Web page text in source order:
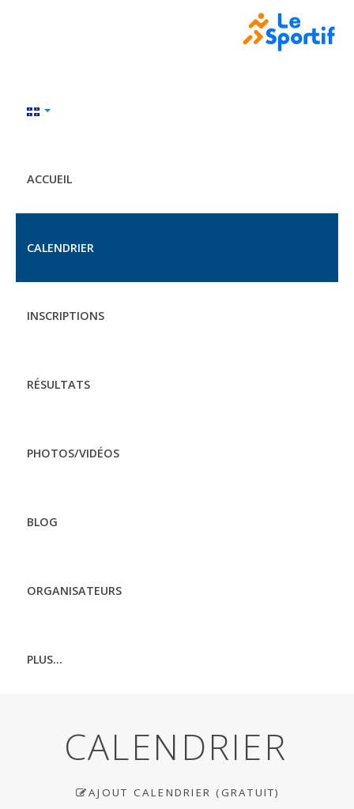
ACCUEIL
CALENDRIER
INSCRIPTIONS
RÉSULTATS
PHOTOS/VIDÉOS
BLOG
ORGANISATEURS
PLUS...
CALENDRIER
AJOUT CALENDRIER (GRATUIT)